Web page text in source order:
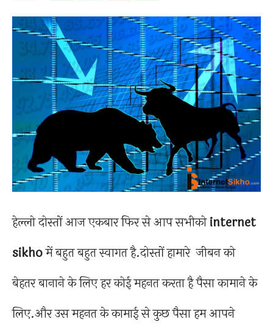
हेल्लो दोस्तों आज एकबार फिर से आप सभीकोinternet
sikhoमें बहुत बहुत स्वागत है.दोस्तों हामारे जीबन को
बेहतर बानाने के लिए हर कोई महनत करता है पैसा कामाने के
लिए.और उस महनत के कामाई से कुछ पैसा हम आपने